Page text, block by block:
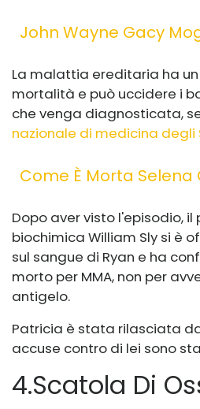
John Wayne Gacy
La malattia ereditaria ha
mortalità e può uccidere i
che venga diagnosticata,
nazionale di medicina degli
Come È Morta Selena
Dopo aver visto l'episodio, il
biochimica William Sly si è
sul sangue di Ryan e ha
morto per MMA, non per
antigelo.
Patricia è stata rilasciata
accuse contro di lei sono
4.Scatola Di